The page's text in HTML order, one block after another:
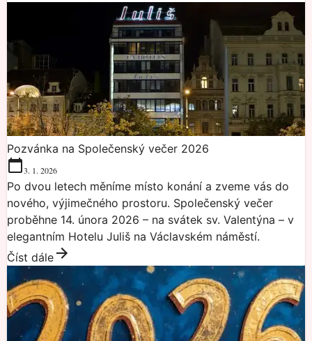
Pozvánka na Společenský večer 2026
3. 1. 2026
Po dvou letech měníme místo konání a zveme vás do
nového, výjimečného prostoru. Společenský večer
proběhne 14. února 2026 – na svátek sv. Valentýna – v
elegantním Hotelu Juliš na Václavském náměstí.
Číst dále